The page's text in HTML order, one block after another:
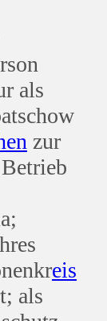
als
zur
eis
als